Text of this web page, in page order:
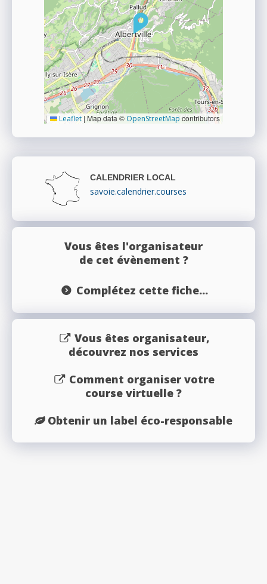
Leaflet | Map data © OpenStreetMapcontributors
CALENDRIER LOCAL
savoie.calendrier.courses
Vous êtes l'organisateur
de cet évènement ?
Complétez cette fiche...
Vous êtes organisateur,
découvrez nos services
Comment organiser votre
course virtuelle ?
Obtenir un label éco-responsable